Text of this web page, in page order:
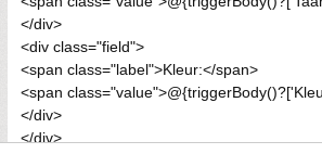
</div>
<div class="field">
<span class="label">Kleur:</span>
<span
</div>
</div>